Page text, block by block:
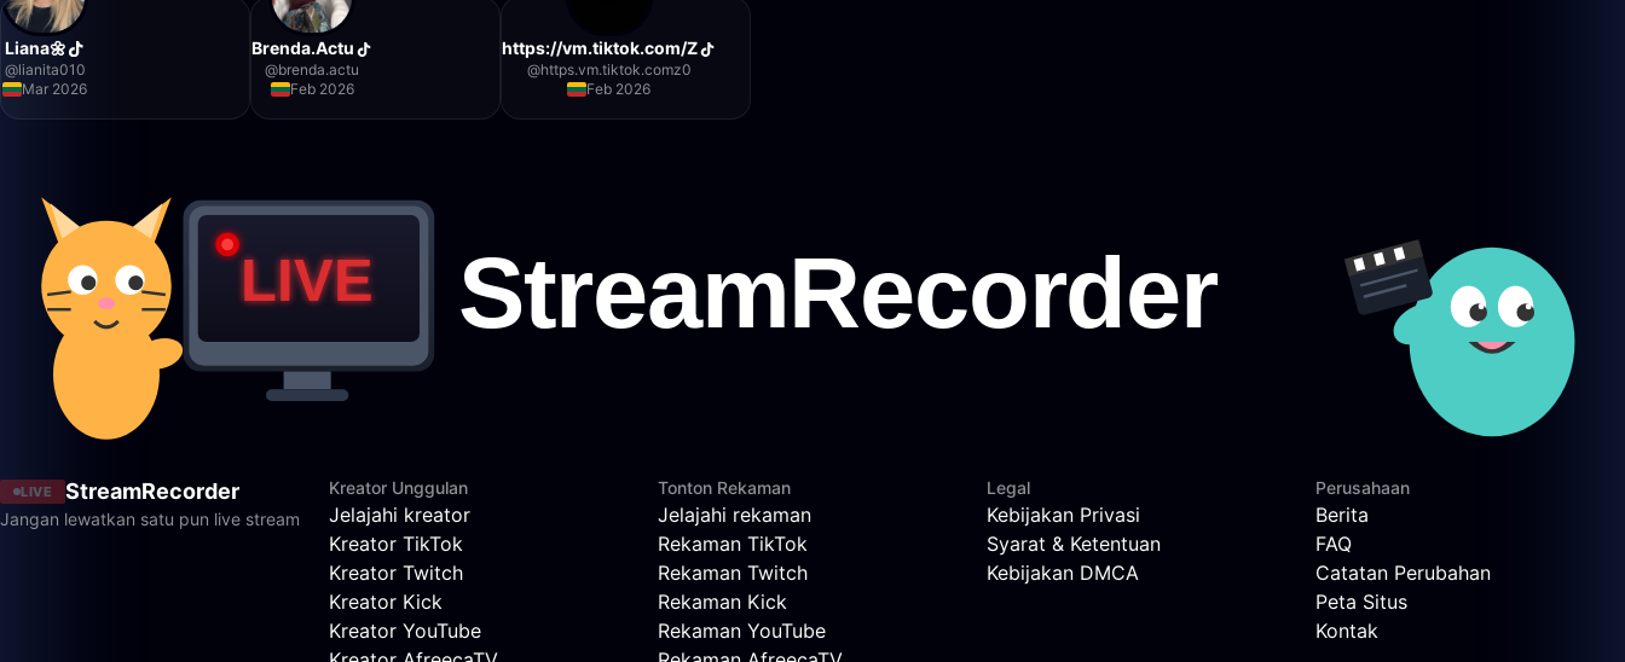
Liana🌼
@lianita010
Mar 2026
Brenda.Actu
@brenda.actu
Feb 2026
https://vm.tiktok.com/Z
@https.vm.tiktok.comz0
Feb 2026
LIVE StreamRecorder
Jangan lewatkan satu pun live stream
Kreator Unggulan
Jelajahi kreator
Kreator TikTok
Kreator Twitch
Kreator Kick
Kreator YouTube
Tonton Rekaman
Jelajahi rekaman
Rekaman TikTok
Rekaman Twitch
Rekaman Kick
Rekaman YouTube
Legal
Kebijakan Privasi
Syarat & Ketentuan
Kebijakan DMCA
Perusahaan
Berita
FAQ
Catatan Perubahan
Peta Situs
Kontak